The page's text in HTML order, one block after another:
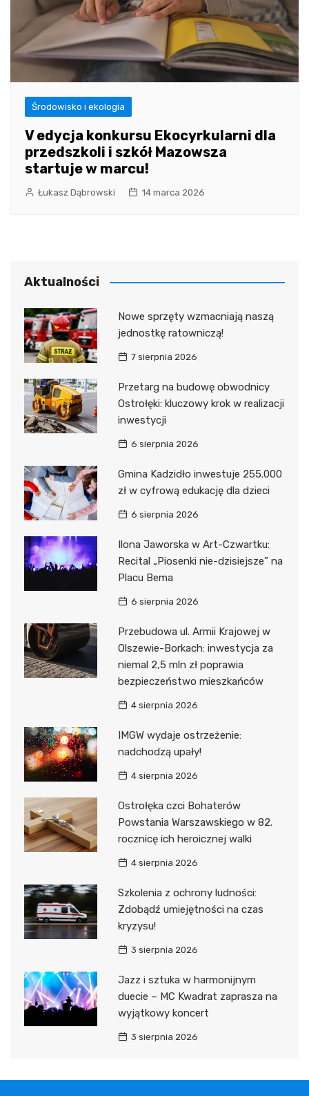
Środowisko i ekologia
V edycja konkursu Ekocyrkularni dla
przedszkoli i szkół Mazowsza
startuje w marcu!
Łukasz Dąbrowski 14 marca 2026
Aktualności
Nowe sprzęty wzmacniają naszą
jednostkę ratowniczą!
7 sierpnia 2026
Przetarg na budowę obwodnicy
Ostrołęki: kluczowy krok w realizacji
inwestycji
6 sierpnia 2026
Gmina Kadzidło inwestuje 255.000
zł w cyfrową edukację dla dzieci
6 sierpnia 2026
Ilona Jaworska w Art-Czwartku:
Recital „Piosenki nie-dzisiejsze” na
Placu Bema
6 sierpnia 2026
Przebudowa ul. Armii Krajowej w
Olszewie-Borkach: inwestycja za
niemal 2,5 mln zł poprawia
bezpieczeństwo mieszkańców
4 sierpnia 2026
IMGW wydaje ostrzeżenie:
nadchodzą upały!
4 sierpnia 2026
Ostrołęka czci Bohaterów
Powstania Warszawskiego w 82.
rocznicę ich heroicznej walki
4 sierpnia 2026
Szkolenia z ochrony ludności:
Zdobądź umiejętności na czas
kryzysu!
3 sierpnia 2026
Jazz i sztuka w harmonijnym
duecie – MC Kwadrat zaprasza na
wyjątkowy koncert
3 sierpnia 2026